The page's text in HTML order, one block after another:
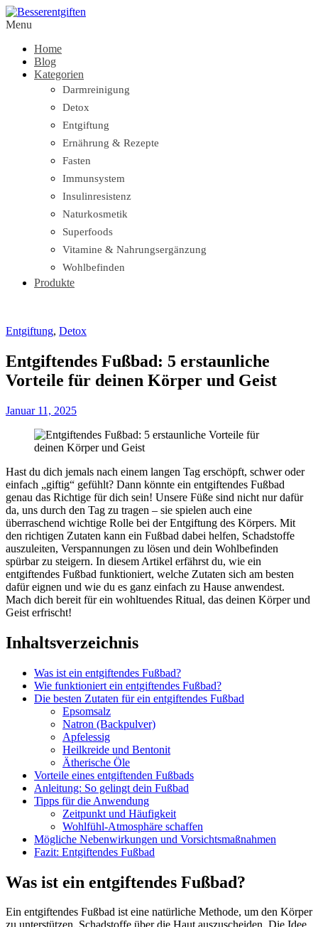
Menu
Home
Blog
Kategorien
Darmreinigung
Detox
Entgiftung
Ernährung & Rezepte
Fasten
Immunsystem
Insulinresistenz
Naturkosmetik
Superfoods
Vitamine & Nahrungsergänzung
Wohlbefinden
Produkte
Entgiftung, Detox
Entgiftendes Fußbad: 5 erstaunliche
Vorteile für deinen Körper und Geist
Januar 11, 2025
Hast du dich jemals nach einem langen Tag erschöpft, schwer oder
einfach „giftig“ gefühlt? Dann könnte ein entgiftendes Fußbad
genau das Richtige für dich sein! Unsere Füße sind nicht nur dafür
da, uns durch den Tag zu tragen – sie spielen auch eine
überraschend wichtige Rolle bei der Entgiftung des Körpers. Mit
den richtigen Zutaten kann ein Fußbad dabei helfen, Schadstoffe
auszuleiten, Verspannungen zu lösen und dein Wohlbefinden
spürbar zu steigern. In diesem Artikel erfährst du, wie ein
entgiftendes Fußbad funktioniert, welche Zutaten sich am besten
dafür eignen und wie du es ganz einfach zu Hause anwendest.
Mach dich bereit für ein wohltuendes Ritual, das deinen Körper und
Geist erfrischt!
Inhaltsverzeichnis
Was ist ein entgiftendes Fußbad?
Wie funktioniert ein entgiftendes Fußbad?
Die besten Zutaten für ein entgiftendes Fußbad
Epsomsalz
Natron (Backpulver)
Apfelessig
Heilkreide und Bentonit
Ätherische Öle
Vorteile eines entgiftenden Fußbads
Anleitung: So gelingt dein Fußbad
Tipps für die Anwendung
Zeitpunkt und Häufigkeit
Wohlfühl-Atmosphäre schaffen
Mögliche Nebenwirkungen und Vorsichtsmaßnahmen
Fazit: Entgiftendes Fußbad
Was ist ein entgiftendes Fußbad?
Ein entgiftendes Fußbad ist eine natürliche Methode, um den Körper